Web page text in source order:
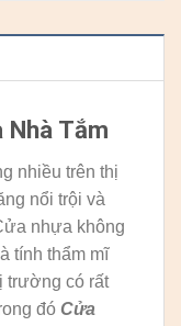
Tắm
nhiều trên thị
nổi trội và
nhựa không
tính thẩm mĩ
trường có rất
đó Cửa